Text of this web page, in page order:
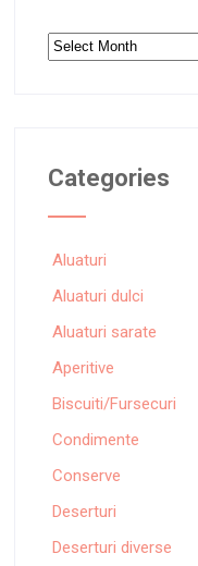
Archives
Categories
Aluaturi
Aluaturi dulci
Aluaturi sarate
Aperitive
Biscuiti/Fursecuri
Condimente
Conserve
Deserturi
Deserturi diverse